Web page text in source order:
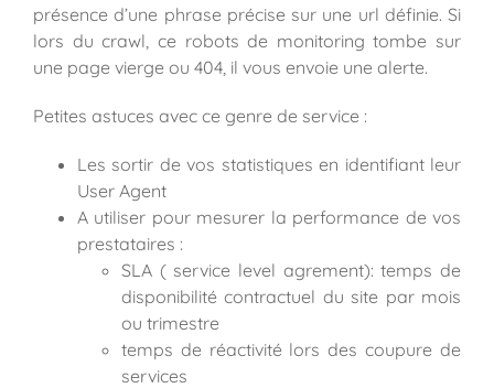
présence d’une phrase précise sur une url définie. Si
lors du crawl, ce robots de monitoring tombe sur
une page vierge ou 404, il vous envoie une alerte.
Petites astuces avec ce genre de service :
Les sortir de vos statistiques en identifiant leur
User Agent
A utiliser pour mesurer la performance de vos
prestataires :
SLA ( service level agrement): temps de
disponibilité contractuel du site par mois
ou trimestre
temps de réactivité lors des coupure de
services